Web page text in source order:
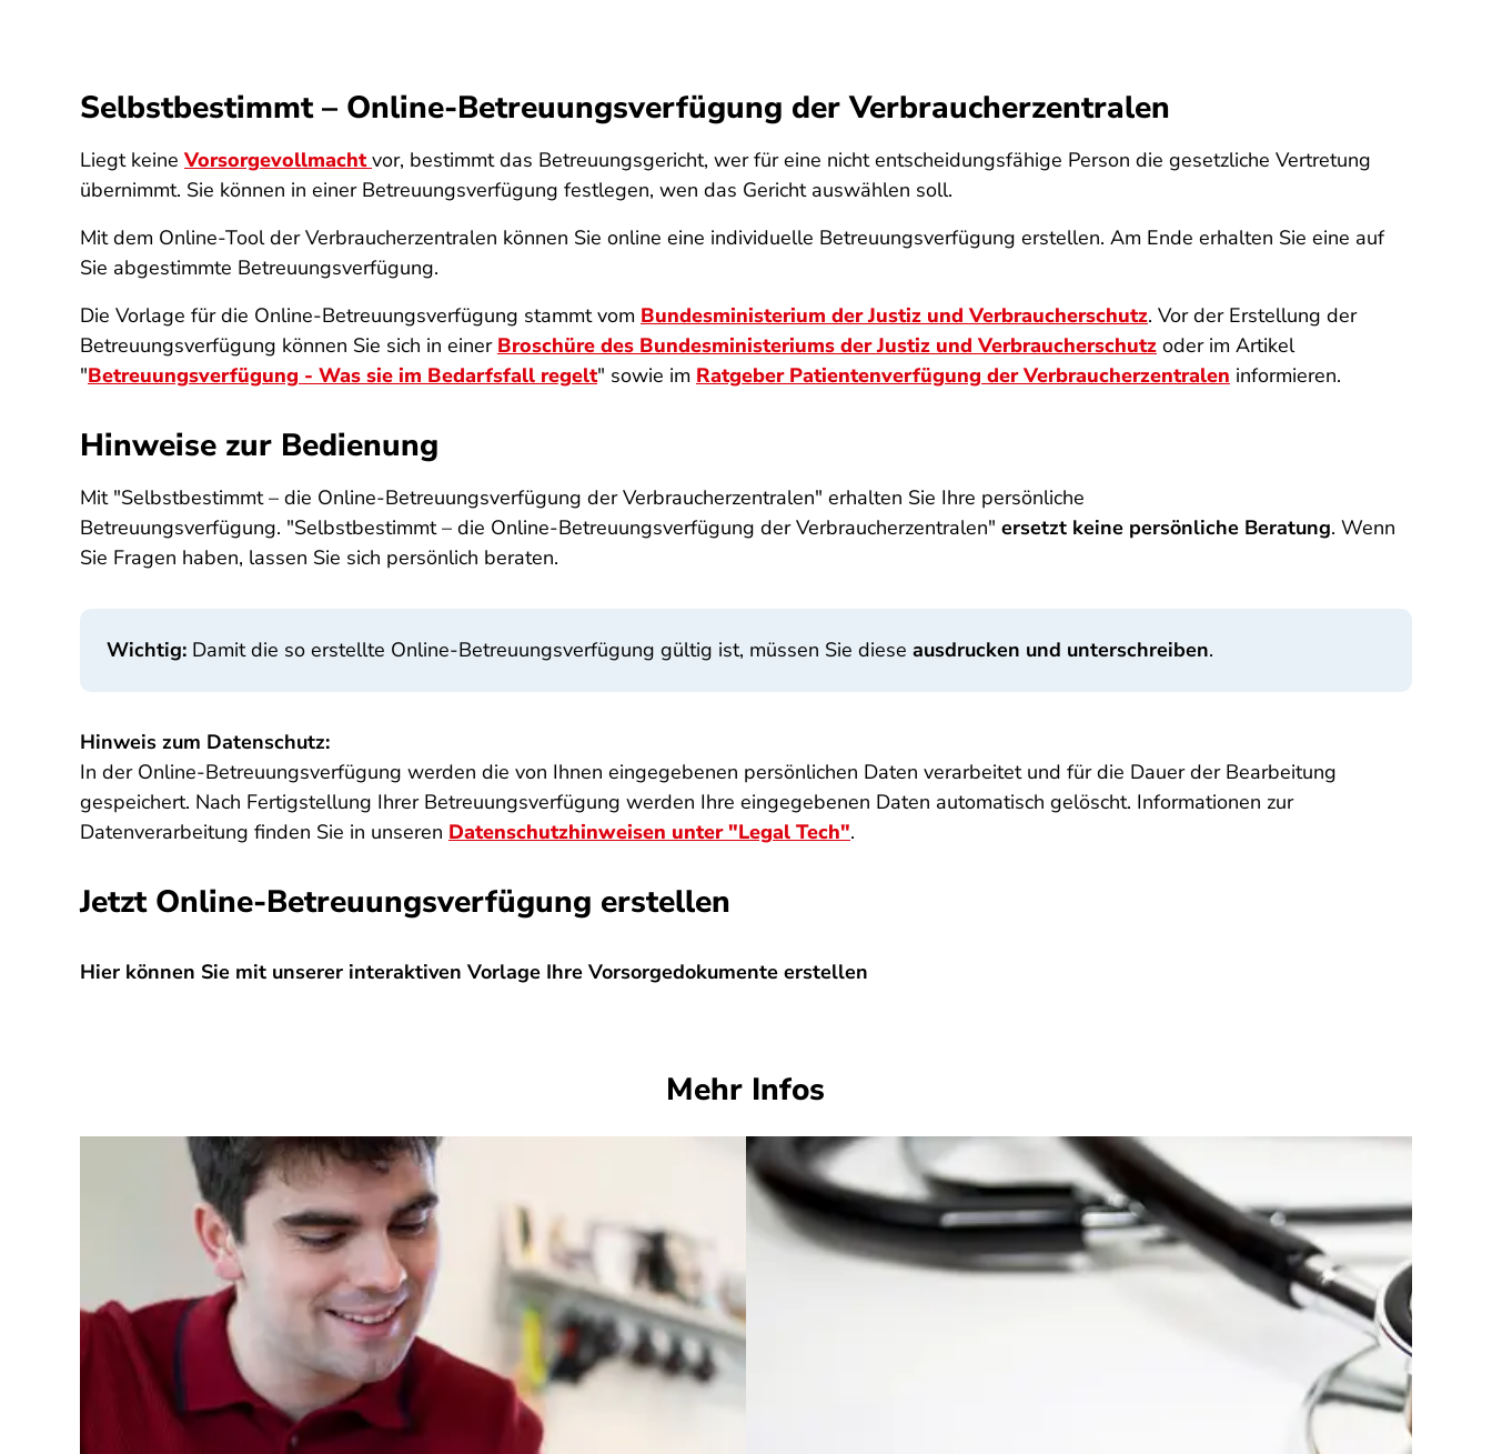
Selbstbestimmt – Online-Betreuungsverfügung der Verbraucherzentralen
Liegt keineVorsorgevollmachtvor, bestimmt das Betreuungsgericht, wer für eine nicht entscheidungsfähige Person die gesetzliche Vertretung
übernimmt. Sie können in einer Betreuungsverfügung festlegen, wen das Gericht auswählen soll.
Mit dem Online-Tool der Verbraucherzentralen können Sie online eine individuelle Betreuungsverfügung erstellen. Am Ende erhalten Sie eine auf
Sie abgestimmte Betreuungsverfügung.
Die Vorlage für die Online-Betreuungsverfügung stammt vom Bundesministerium der Justiz und Verbraucherschutz. Vor der Erstellung der
Betreuungsverfügung können Sie sich in einer Broschüre des Bundesministeriums der Justiz und Verbraucherschutz oder im Artikel
"Betreuungsverfügung - Was sie im Bedarfsfall regelt" sowie im Ratgeber Patientenverfügung der Verbraucherzentralen informieren.
Hinweise zur Bedienung
Mit "Selbstbestimmt – die Online-Betreuungsverfügung der Verbraucherzentralen" erhalten Sie Ihre persönliche
Betreuungsverfügung. "Selbstbestimmt – die Online-Betreuungsverfügung der Verbraucherzentralen" ersetzt keine persönliche Beratung. Wenn
Sie Fragen haben, lassen Sie sich persönlich beraten.
Wichtig: Damit die so erstellte Online-Betreuungsverfügung gültig ist, müssen Sie diese ausdrucken und unterschreiben.
Hinweis zum Datenschutz:
In der Online-Betreuungsverfügung werden die von Ihnen eingegebenen persönlichen Daten verarbeitet und für die Dauer der Bearbeitung
gespeichert. Nach Fertigstellung Ihrer Betreuungsverfügung werden Ihre eingegebenen Daten automatisch gelöscht. Informationen zur
Datenverarbeitung finden Sie in unseren Datenschutzhinweisen unter "Legal Tech".
Jetzt Online-Betreuungsverfügung erstellen
Hier können Sie mit unserer interaktiven Vorlage Ihre Vorsorgedokumente erstellen
Mehr Infos